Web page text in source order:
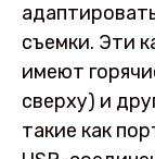
съемки. Эти
имеют
сверху) и
такие как